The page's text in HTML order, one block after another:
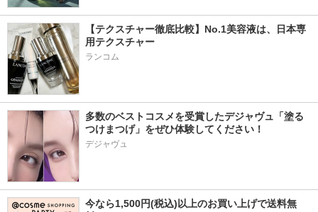
【テクスチャー徹底比較】No.1美容液は、日本専
用テクスチャー
ランコム
多数のベストコスメを受賞したデジャヴュ「塗る
つけまつげ」をぜひ体験してください！
デジャヴュ
今なら1,500円(税込)以上のお買い上げで送料無